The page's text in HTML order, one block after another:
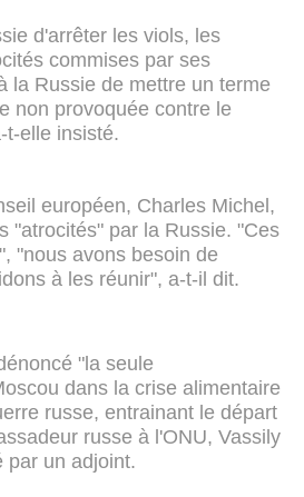
d'arrêter les viols, les
commises par ses
la Russie de mettre un terme
non provoquée contre le
t-elle insisté.
européen, Charles Michel,
"atrocités" par la Russie. "Ces
"nous avons besoin de
à les réunir", a-t-il dit.
"la seule
dans la crise alimentaire
russe, entrainant le départ
russe à l'ONU, Vassily
par un adjoint.